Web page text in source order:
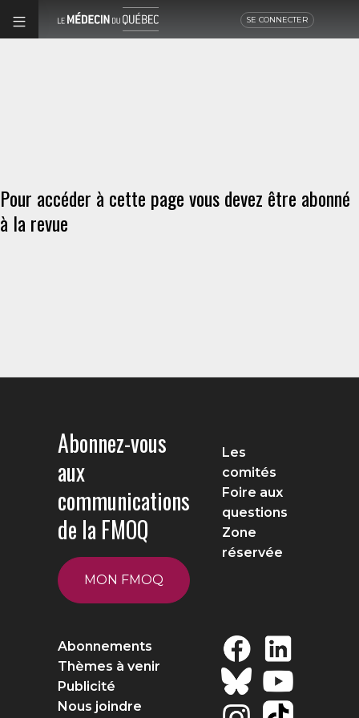
SE CONNECTER
Pour accéder à cette page vous devez être abonné
à la revue
Abonnez-vous
aux
communications
de la FMOQ
MON FMOQ
Les
comités
Foire aux
questions
Zone
réservée
Abonnements
Thèmes à venir
Publicité
Nous joindre